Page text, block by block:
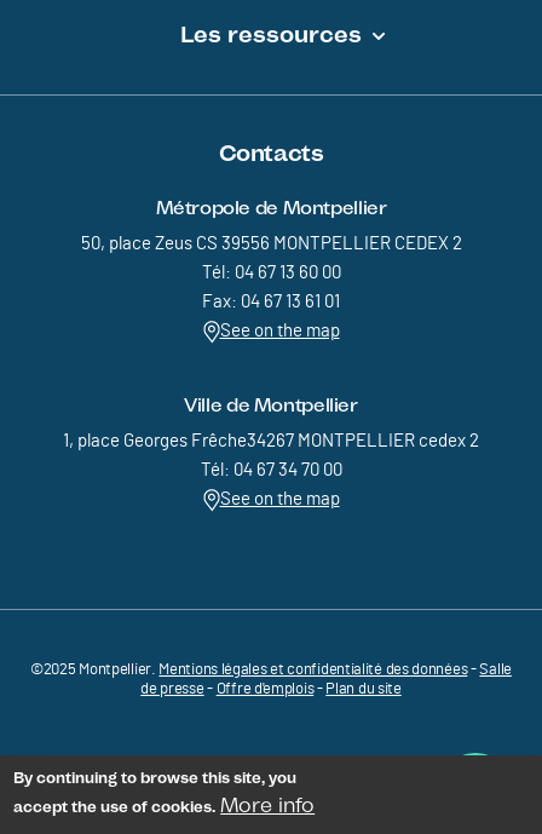
Les ressources
Contacts
Métropole de Montpellier
50, place Zeus CS 39556 MONTPELLIER CEDEX 2
Tél: 04 67 13 60 00
Fax: 04 67 13 61 01
See on the map
Ville de Montpellier
1, place Georges Frêche34267 MONTPELLIER cedex 2
Tél: 04 67 34 70 00
See on the map
Pied de page - Menu bas - MEDVALLEE
©2025 Montpellier. Mentions légales et confidentialité des données-Salle
de presse- Offre d'emplois- Plan du site
By continuing to browse this site, you
accept the use of cookies. More info